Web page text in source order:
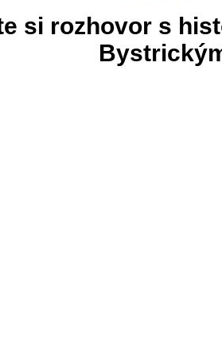
si rozhovor s